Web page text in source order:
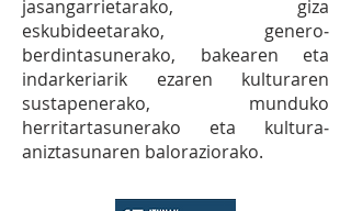
jasangarrietarako, giza
eskubideetarako, genero‐
berdintasunerako, bakearen eta
indarkeriarik ezaren kulturaren
sustapenerako, munduko
herritartasunerako eta kultura‐
aniztasunaren baloraziorako.